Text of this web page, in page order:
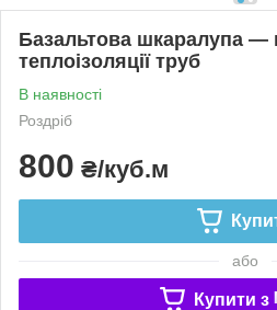
Базальтова шкаралупа —
теплоізоляції труб
В наявності
Роздріб
800 ₴/куб.м
або
Купити з